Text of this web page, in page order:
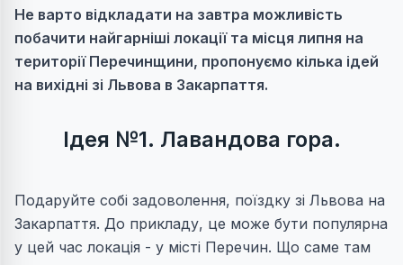
Не варто відкладати на завтра можливість
побачити найгарніші локації та місця липня на
території Перечинщини, пропонуємо кілька ідей
на вихідні зі Львова в Закарпаття.
Ідея №1. Лавандова гора.
Подаруйте собі задоволення, поїздку зі Львова на
Закарпаття. До прикладу, це може бути популярна
у цей час локація - у місті Перечин. Що саме там